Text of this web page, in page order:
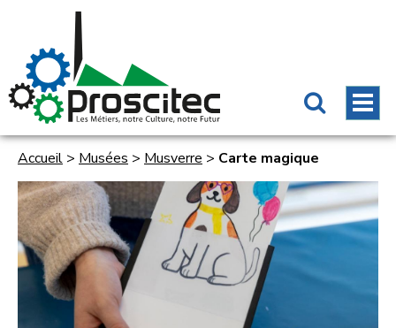
Accueil > Musées > Musverre > Carte magique